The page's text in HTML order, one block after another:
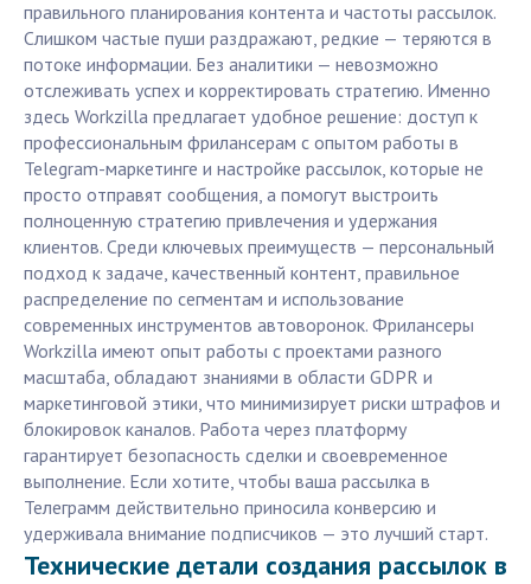
правильного планирования контента и частоты рассылок.
Слишком частые пуши раздражают, редкие — теряются в
потоке информации. Без аналитики — невозможно
отслеживать успех и корректировать стратегию. Именно
здесь Workzilla предлагает удобное решение: доступ к
профессиональным фрилансерам с опытом работы в
Telegram-маркетинге и настройке рассылок, которые не
просто отправят сообщения, а помогут выстроить
полноценную стратегию привлечения и удержания
клиентов. Среди ключевых преимуществ — персональный
подход к задаче, качественный контент, правильное
распределение по сегментам и использование
современных инструментов автоворонок. Фрилансеры
Workzilla имеют опыт работы с проектами разного
масштаба, обладают знаниями в области GDPR и
маркетинговой этики, что минимизирует риски штрафов и
блокировок каналов. Работа через платформу
гарантирует безопасность сделки и своевременное
выполнение. Если хотите, чтобы ваша рассылка в
Телеграмм действительно приносила конверсию и
удерживала внимание подписчиков — это лучший старт.
Технические детали создания рассылок в